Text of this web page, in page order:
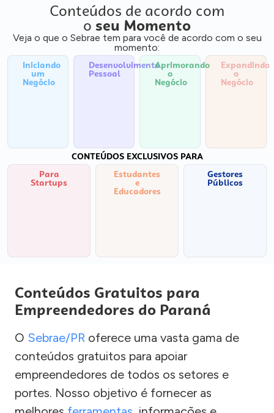
Conteúdos de acordo com
o seu Momento
Veja o que o Sebrae tem para você de acordo com o seu
momento:
Iniciando
um
Negócio
Desenvolvimento
Pessoal
Aprimorando
o
Negócio
Expandindo
o
Negócio
CONTEÚDOS EXCLUSIVOS PARA
Para
Startups
Estudantes
e
Educadores
Gestores
Públicos
Conteúdos Gratuitos para
Empreendedores do Paraná
O Sebrae/PR oferece uma vasta gama de
conteúdos gratuitos para apoiar
empreendedores de todos os setores e
portes. Nosso objetivo é fornecer as